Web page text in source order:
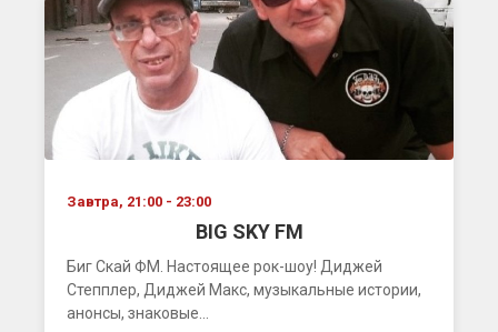
Завтра, 21:00 - 23:00
BIG SKY FM
Биг Скай ФМ. Настоящее рок-шоу! Диджей
Степплер, Диджей Макс, музыкальные истории,
анонсы, знаковые...